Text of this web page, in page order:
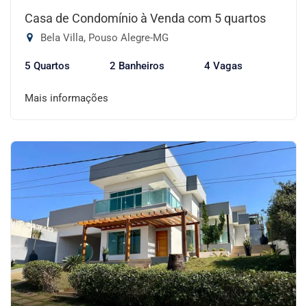
Casa de Condomínio à Venda com 5 quartos
Bela Villa, Pouso Alegre-MG
5 Quartos 2 Banheiros 4 Vagas
Mais informações